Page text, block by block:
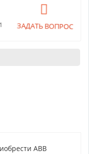
ЗАДАТЬ ВОПРОС
ABB